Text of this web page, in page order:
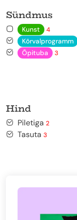
Sündmus
Kunst
4
Kõrvalprogramm
Õpituba
3
Hind
Piletiga 2
Tasuta 3